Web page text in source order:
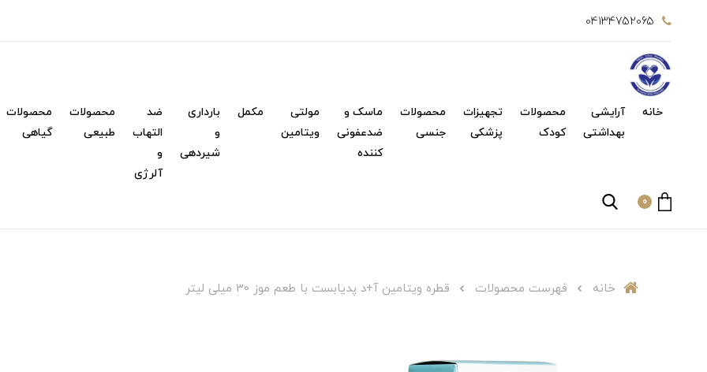
04134752065
خانه
آرایشی
بهداشتی
محصولات
کودک
تجهیزات
پزشکی
محصولات
جنسی
ماسک و
ضدعفونی
کننده
مولتی
ویتامین
مکمل
بارداری
و
شیردهی
ضد
التهاب
و
آلرژی
محصولات
طبیعی
محصولات
گیاهی
0
خانه فهرست محصولات قطره ویتامین آ+د پدیابست با طعم موز 30 میلی لیتر